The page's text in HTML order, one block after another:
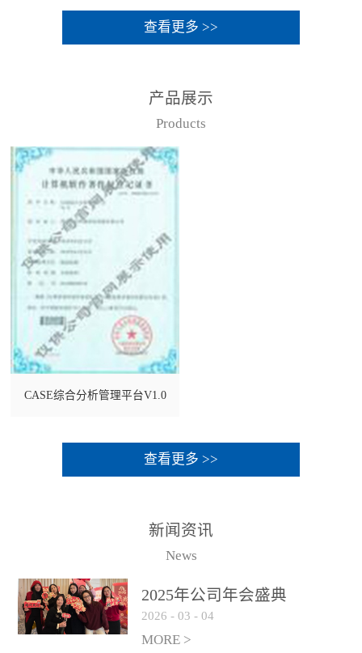
查看更多 >>
产品展示
Products
CASE综合分析管理平台V1.0
查看更多 >>
新闻资讯
News
2025年公司年会盛典
2026 - 03 - 04
MORE >